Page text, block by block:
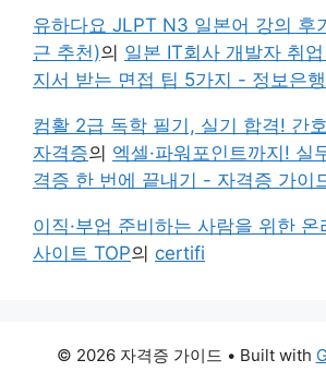
유하다요 JLPT N3 일본어 강의 후
근 추천)의 일본 IT회사 개발자 취
지서 받는 면접 팁 5가지 - 정보은행
컴활 2급 독학 필기, 실기 합격! 간
자격증의 엑셀·파워포인트까지! 실
격증 한 번에 끝내기 - 자격증 가이
이직·부업 준비하는 사람을 위한
사이트 TOP의 certifi
© 2026 자격증 가이드 • Built with